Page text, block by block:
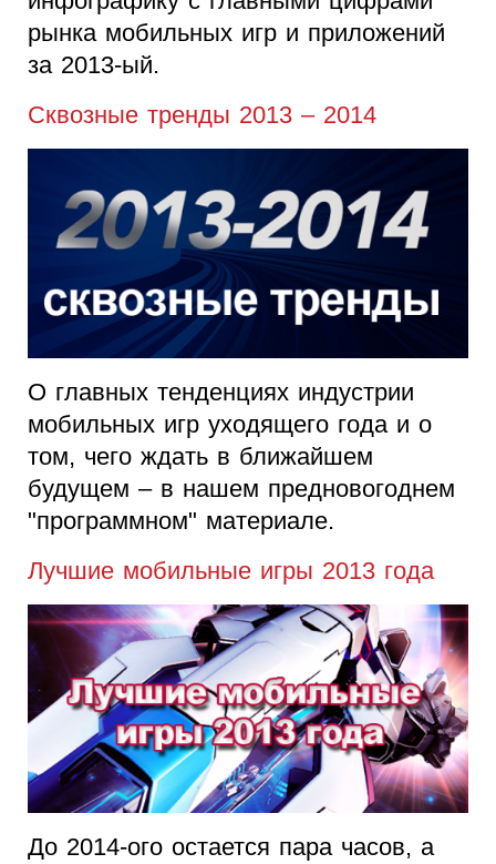
рынка мобильных игр и приложений
за 2013-ый.
Сквозные тренды 2013 – 2014
О главных тенденциях индустрии
мобильных игр уходящего года и о
том, чего ждать в ближайшем
будущем – в нашем предновогоднем
"программном" материале.
Лучшие мобильные игры 2013 года
До 2014-ого остается пара часов, а